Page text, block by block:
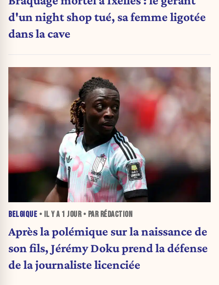
d'un night shop tué, sa femme ligotée
dans la cave
BELGIQUE • IL Y A 1 JOUR• PAR RÉDACTION
Après la polémique sur la naissance de
son fils, Jérémy Doku prend la défense
de la journaliste licenciée